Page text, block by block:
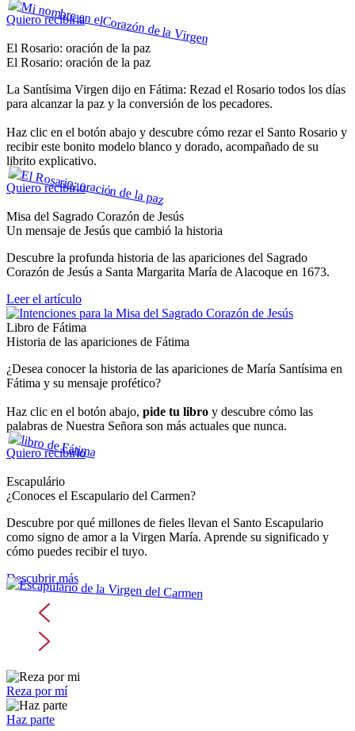
Quiero recibirla
El Rosario: oración de la paz
El Rosario: oración de la paz
La Santísima Virgen dijo en Fátima: Rezad el Rosario todos los días
para alcanzar la paz y la conversión de los pecadores.
Haz clic en el botón abajo y descubre cómo rezar el Santo Rosario y
recibir este bonito modelo blanco y dorado, acompañado de su
librito explicativo.
Quiero recibirlo
Misa del Sagrado Corazón de Jesús
Un mensaje de Jesús que cambió la historia
Descubre la profunda historia de las apariciones del Sagrado
Corazón de Jesús a Santa Margarita María de Alacoque en 1673.
Leer el artículo
Libro de Fátima
Historia de las apariciones de Fátima
¿Desea conocer la historia de las apariciones de María Santísima en
Fátima y su mensaje profético?
Haz clic en el botón abajo, pide tu libro y descubre cómo las
palabras de Nuestra Señora son más actuales que nunca.
Quiero recibirlo
Escapulário
¿Conoces el Escapulario del Carmen?
Descubre por qué millones de fieles llevan el Santo Escapulario
como signo de amor a la Virgen María. Aprende su significado y
cómo puedes recibir el tuyo.
Descubrir más
Reza por mí
Haz parte